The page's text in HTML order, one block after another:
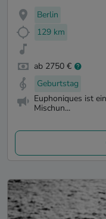
Berlin
129 km
ab 2750 €
Geburtstag
Euphoniques ist
Mischun...